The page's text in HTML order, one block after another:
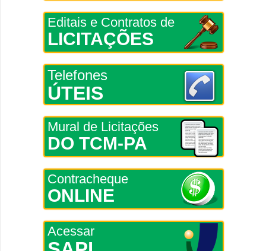
Editais e Contratos de
LICITAÇÕES
Telefones
ÚTEIS
Mural de Licitações
DO TCM-PA
Contracheque
ONLINE
Acessar